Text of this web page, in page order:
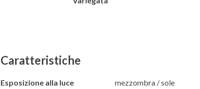
Caratteristiche
Esposizione alla luce
mezzombra / sole